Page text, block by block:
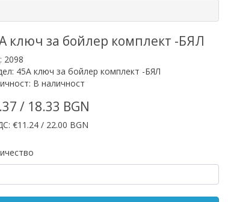
ключ за бойлер комплект -БЯЛ
2098
45А ключ за бойлер комплект -БЯЛ
В наличност
/ 18.33 BGN
€11.24 / 22.00 BGN